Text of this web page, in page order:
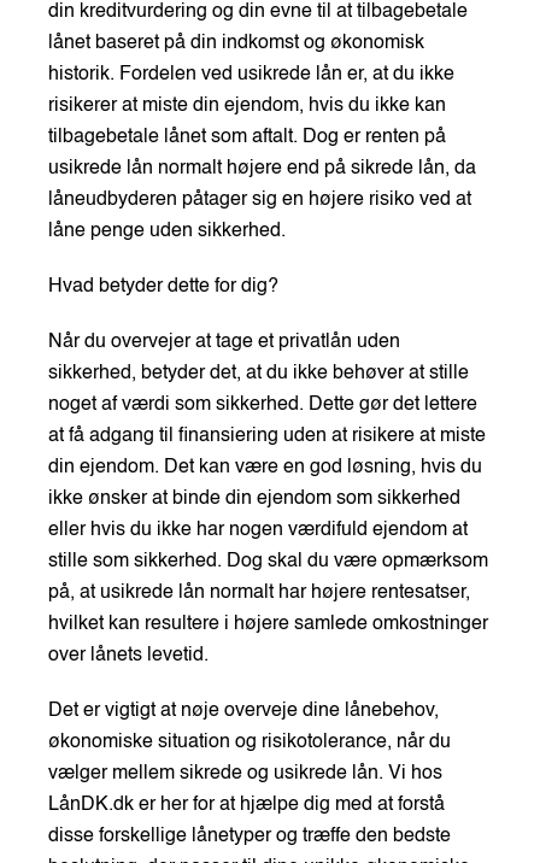
din kreditvurdering og din evne til at tilbagebetale
lånet baseret på din indkomst og økonomisk
historik. Fordelen ved usikrede lån er, at du ikke
risikerer at miste din ejendom, hvis du ikke kan
tilbagebetale lånet som aftalt. Dog er renten på
usikrede lån normalt højere end på sikrede lån, da
låneudbyderen påtager sig en højere risiko ved at
låne penge uden sikkerhed.
Hvad betyder dette for dig?
Når du overvejer at tage et privatlån uden
sikkerhed, betyder det, at du ikke behøver at stille
noget af værdi som sikkerhed. Dette gør det lettere
at få adgang til finansiering uden at risikere at miste
din ejendom. Det kan være en god løsning, hvis du
ikke ønsker at binde din ejendom som sikkerhed
eller hvis du ikke har nogen værdifuld ejendom at
stille som sikkerhed. Dog skal du være opmærksom
på, at usikrede lån normalt har højere rentesatser,
hvilket kan resultere i højere samlede omkostninger
over lånets levetid.
Det er vigtigt at nøje overveje dine lånebehov,
økonomiske situation og risikotolerance, når du
vælger mellem sikrede og usikrede lån. Vi hos
LånDK.dk er her for at hjælpe dig med at forstå
disse forskellige lånetyper og træffe den bedste